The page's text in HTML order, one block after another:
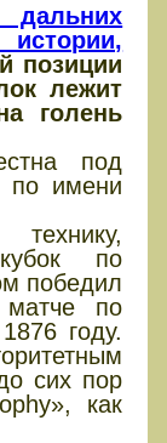
позиции
лежит
голень
под
по имени
по
победил
по
году.
сих пор
как